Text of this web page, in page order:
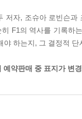
저자, 조슈아 로빈슨
F1의 역사를 기록하
야 하는지, 그 결정적 단
약판매 중 표지가 변